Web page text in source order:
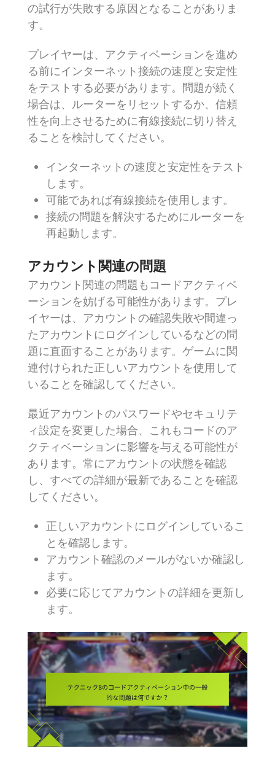
の試行が失敗する原因となることがありま
す。
プレイヤーは、アクティベーションを進め
る前にインターネット接続の速度と安定性
をテストする必要があります。問題が続く
場合は、ルーターをリセットするか、信頼
性を向上させるために有線接続に切り替え
ることを検討してください。
インターネットの速度と安定性をテスト
します。
可能であれば有線接続を使用します。
接続の問題を解決するためにルーターを
再起動します。
アカウント関連の問題
アカウント関連の問題もコードアクティベ
ーションを妨げる可能性があります。プレ
イヤーは、アカウントの確認失敗や間違っ
たアカウントにログインしているなどの問
題に直面することがあります。ゲームに関
連付けられた正しいアカウントを使用して
いることを確認してください。
最近アカウントのパスワードやセキュリテ
ィ設定を変更した場合、これもコードのア
クティベーションに影響を与える可能性が
あります。常にアカウントの状態を確認
し、すべての詳細が最新であることを確認
してください。
正しいアカウントにログインしているこ
とを確認します。
アカウント確認のメールがないか確認し
ます。
必要に応じてアカウントの詳細を更新し
ます。